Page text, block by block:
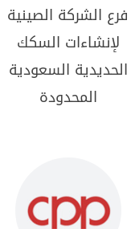
فرع الشركة الصينية
لإنشاءات السكك
الحديدية السعودية
المحدودة